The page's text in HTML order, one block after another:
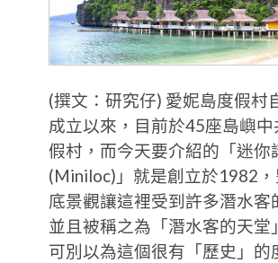
(撰文：研究仔) 愛妮島度假村
成立以來，目前於45座島嶼
假村，而今天要介紹的「迷你
(Miniloc)」就是創立於1982
底景觀讓這裡受到許多潛水客
並且被稱之為「潛水客的天堂
可別以為這個很有「歷史」的